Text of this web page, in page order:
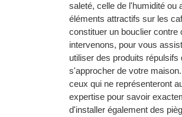
saleté, celle de l'humidité
éléments attractifs sur les
constituer un bouclier
intervenons, pour vous
utiliser des produits
s'approcher de votre
ceux qui ne représenteront
expertise pour savoir
d'installer également des